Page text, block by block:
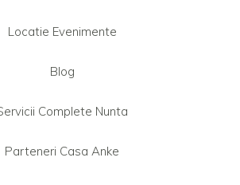
Locatie Evenimente
Blog
Complete Nunta
Parteneri Casa Anke